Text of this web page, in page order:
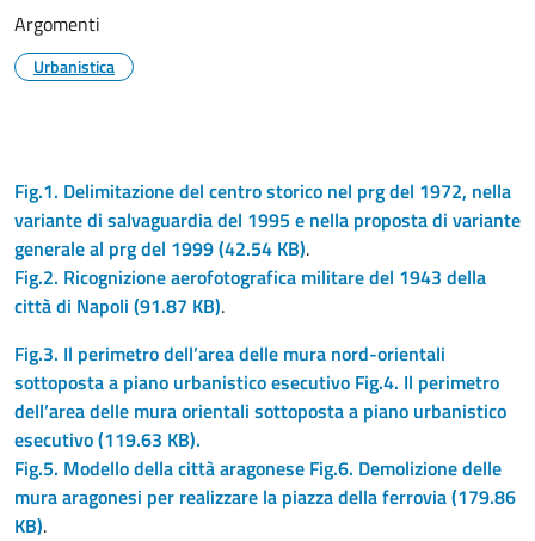
Argomenti
Urbanistica
Fig.1. Delimitazione del centro storico nel prg del 1972, nella
variante di salvaguardia del 1995 e nella proposta di variante
generale al prg del 1999(42.54 KB).
Fig.2. Ricognizione aerofotografica militare del 1943 della
città di Napoli (91.87 KB).
Fig.3. Il perimetro dell’area delle mura nord-orientali
sottoposta a piano urbanistico esecutivo Fig.4. Il perimetro
dell’area delle mura orientali sottoposta a piano urbanistico
esecutivo(119.63 KB).
Fig.5. Modello della città aragonese Fig.6. Demolizione delle
mura aragonesi per realizzare la piazza della ferrovia(179.86
KB).